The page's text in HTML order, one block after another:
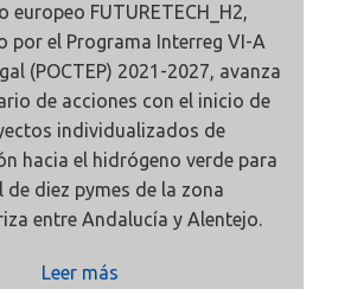
europeo FUTURETECH_H2,
por el Programa Interreg VI-A
(POCTEP) 2021-2027, avanza
de acciones con el inicio de
individualizados de
hacia el hidrógeno verde para
de diez pymes de la zona
entre Andalucía y Alentejo.
Leer más